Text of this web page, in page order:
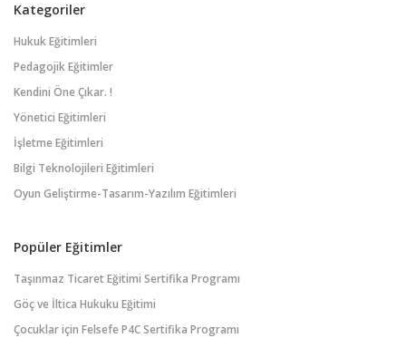
Kategoriler
Hukuk Eğitimleri
Pedagojik Eğitimler
Kendini Öne Çıkar. !
Yönetici Eğitimleri
İşletme Eğitimleri
Bilgi Teknolojileri Eğitimleri
Oyun Geliştirme-Tasarım-Yazılım Eğitimleri
Popüler Eğitimler
Taşınmaz Ticaret Eğitimi Sertifika Programı
Göç ve İltica Hukuku Eğitimi
Çocuklar için Felsefe P4C Sertifika Programı